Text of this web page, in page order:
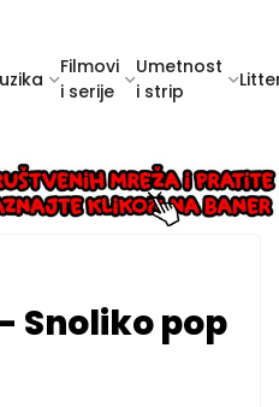
Filmovi
i serije
Umetnost
i strip
Snoliko pop